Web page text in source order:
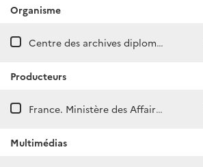
Organisme
Centre des archives diplomatiques de La Courneuve
Producteurs
France. Ministère des Affaires étrangères. Cabinet du Ministre délégué chargé des Affaires européennes. Elisabeth Guigou.
Multimédias